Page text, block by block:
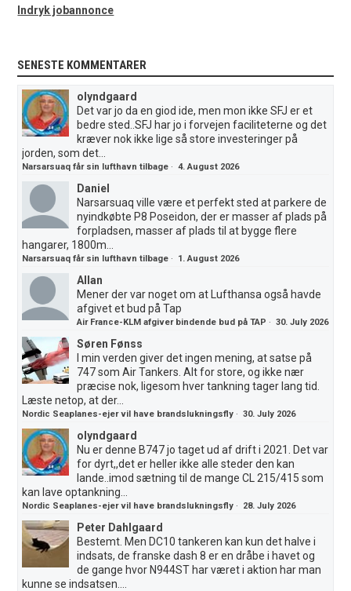
Indryk jobannonce
SENESTE KOMMENTARER
olyndgaard
Det var jo da en giod ide, men mon ikke SFJ er et
bedre sted..SFJ har jo i forvejen faciliteterne og det
kræver nok ikke lige så store investeringer på
jorden, som det...
Narsarsuaq får sin lufthavn tilbage ·4. August 2026
Daniel
Narsarsuaq ville være et perfekt sted at parkere de
nyindkøbte P8 Poseidon, der er masser af plads på
forpladsen, masser af plads til at bygge flere
hangarer, 1800m...
Narsarsuaq får sin lufthavn tilbage · 1. August 2026
Allan
Mener der var noget om at Lufthansa også havde
afgivet et bud på Tap
Air France-KLM afgiver bindende bud på TAP ·30. July 2026
Søren Fønss
I min verden giver det ingen mening, at satse på
747 som Air Tankers. Alt for store, og ikke nær
præcise nok, ligesom hver tankning tager lang tid.
Læste netop, at der...
Nordic Seaplanes-ejer vil have brandslukningsfly ·30. July 2026
olyndgaard
Nu er denne B747 jo taget ud af drift i 2021. Det var
for dyrt,,det er heller ikke alle steder den kan
lande..imod sætning til de mange CL 215/415 som
kan lave optankning...
Nordic Seaplanes-ejer vil have brandslukningsfly · 28. July 2026
Peter Dahlgaard
Bestemt. Men DC10 tankeren kan kun det halve i
indsats, de franske dash 8 er en dråbe i havet og
de gange hvor N944ST har været i aktion har man
kunne se indsatsen....